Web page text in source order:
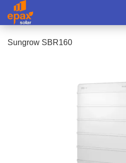
Sungrow SBR160